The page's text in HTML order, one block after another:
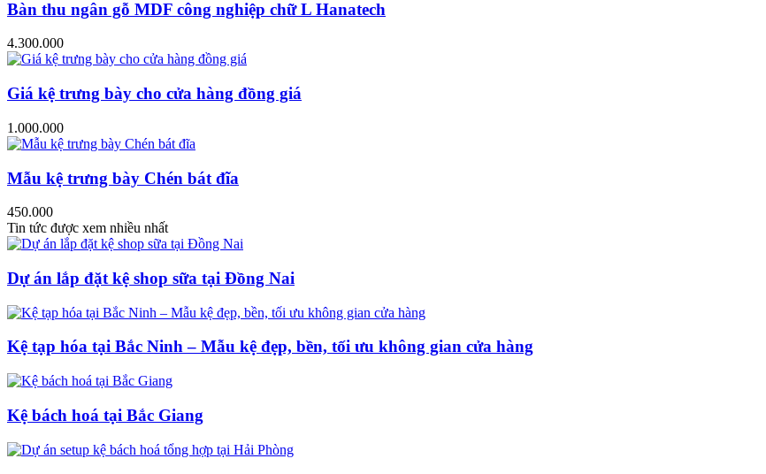
Bàn thu ngân gỗ MDF công nghiệp chữ L Hanatech
4.300.000
Giá kệ trưng bày cho cửa hàng đồng giá
1.000.000
Mẫu kệ trưng bày Chén bát đĩa
450.000
Tin tức được xem nhiều nhất
Dự án lắp đặt kệ shop sữa tại Đồng Nai
Kệ tạp hóa tại Bắc Ninh – Mẫu kệ đẹp, bền, tối ưu không gian cửa hàng
Kệ bách hoá tại Bắc Giang